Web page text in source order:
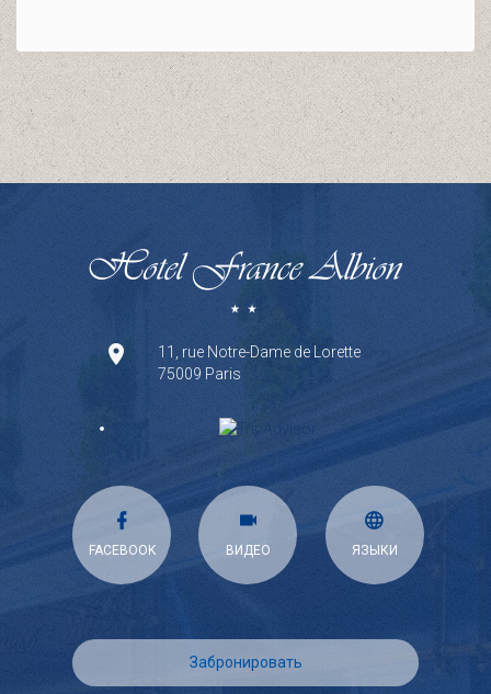
11, rue Notre-Dame de Lorette
75009 Paris
FACEBOOK ВИДЕО ЯЗЫКИ
Забронировать